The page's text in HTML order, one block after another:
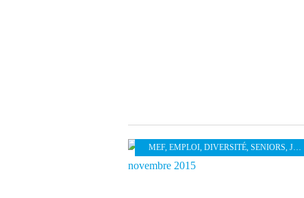
MEF, EMPLOI DIVERSITÉ SENIORS JEUNES